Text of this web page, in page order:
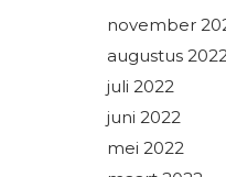
november
augustus 2022
juli 2022
juni 2022
mei 2022